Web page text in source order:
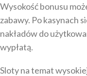
Wysokość bonusu
zabawy. Po kasynach
nakładów do
wypłatą.
Sloty na temat